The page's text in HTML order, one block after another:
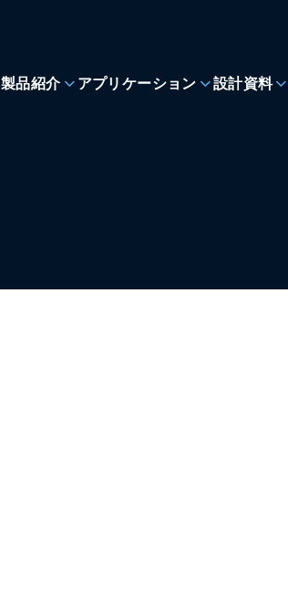
製品紹介 アプリケーション 設計資料